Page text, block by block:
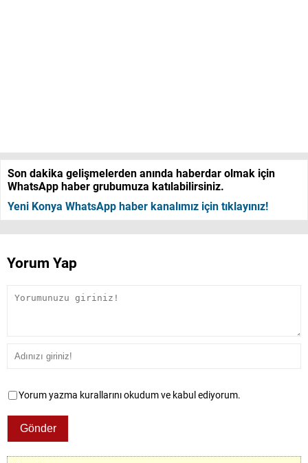
Son dakika gelişmelerden anında haberdar olmak için
WhatsApp haber grubumuza katılabilirsiniz.
Yeni Konya WhatsApp haber kanalımız için tıklayınız!
Yorum Yap
Yorum yazma kurallarını okudum ve kabul ediyorum.